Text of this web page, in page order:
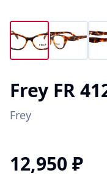
Frey FR
Frey
12,950 ₽